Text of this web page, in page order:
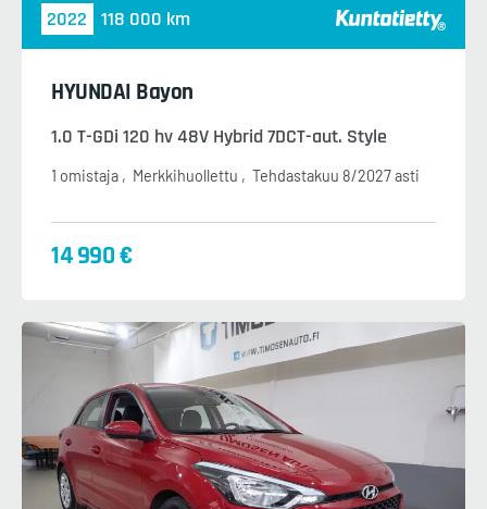
2022 118 000 km
HYUNDAI Bayon
1.0 T-GDi 120 hv 48V Hybrid 7DCT-aut. Style
1 omistaja Merkkihuollettu Tehdastakuu 8/2027 asti
14 990 €